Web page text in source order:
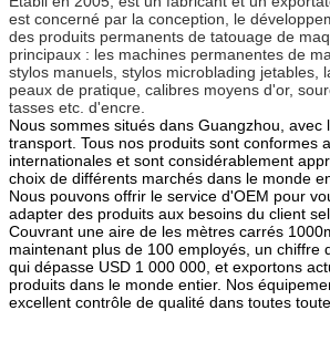
est concerné par la conception, le
des produits permanents de tatouage de
principaux : les machines permanentes de
stylos manuels, stylos microblading jetables,
peaux de pratique, calibres moyens d'or,
tasses etc. d'encre.
Nous sommes situés dans Guangzhou, avec
transport. Tous nos produits sont conformes
internationales et sont considérablement
choix de différents marchés dans le monde
Nous pouvons offrir le service d'OEM pour
adapter des produits aux besoins du client
Couvrant une aire de les mètres carrés
maintenant plus de 100 employés, un chiffre
qui dépasse USD 1 000 000, et exportons
produits dans le monde entier. Nos
excellent contrôle de qualité dans toutes